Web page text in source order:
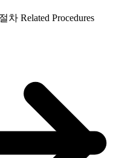
차 Related Procedures